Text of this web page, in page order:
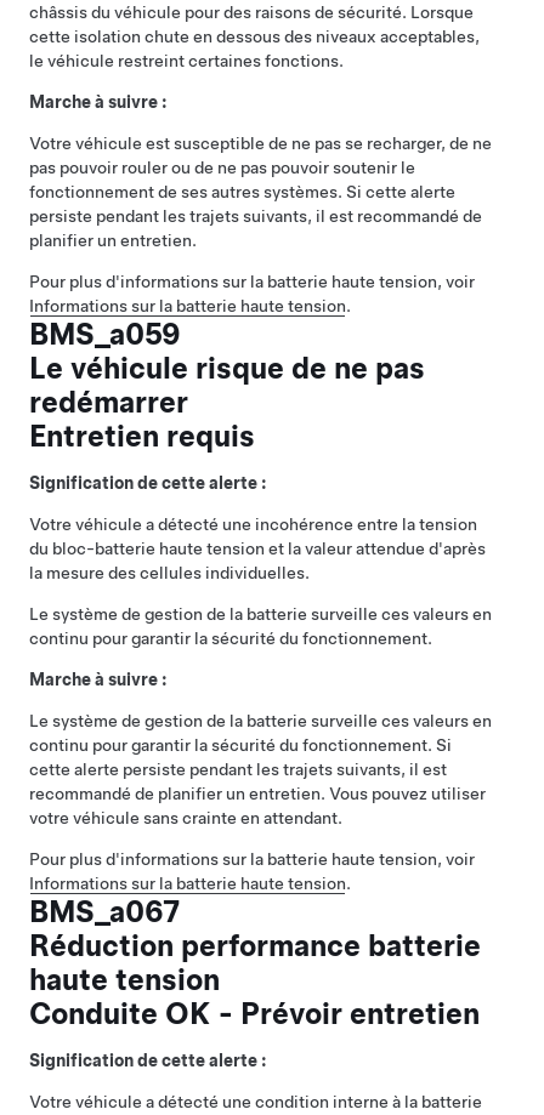
châssis du véhicule pour des raisons de sécurité. Lorsque
cette isolation chute en dessous des niveaux acceptables,
le véhicule restreint certaines fonctions.
Marche à suivre :
Votre véhicule est susceptible de ne pas se recharger, de ne
pas pouvoir rouler ou de ne pas pouvoir soutenir le
fonctionnement de ses autres systèmes. Si cette alerte
persiste pendant les trajets suivants, il est recommandé de
planifier un entretien.
Pour plus d'informations sur la batterie haute tension, voir
Informations sur la batterie haute tension.
BMS_a059
Le véhicule risque de ne pas
redémarrer
Entretien requis
Signification de cette alerte :
Votre véhicule a détecté une incohérence entre la tension
du bloc-batterie haute tension et la valeur attendue d'après
la mesure des cellules individuelles.
Le système de gestion de la batterie surveille ces valeurs en
continu pour garantir la sécurité du fonctionnement.
Marche à suivre :
Le système de gestion de la batterie surveille ces valeurs en
continu pour garantir la sécurité du fonctionnement. Si
cette alerte persiste pendant les trajets suivants, il est
recommandé de planifier un entretien. Vous pouvez utiliser
votre véhicule sans crainte en attendant.
Pour plus d'informations sur la batterie haute tension, voir
Informations sur la batterie haute tension.
BMS_a067
Réduction performance batterie
haute tension
Conduite OK - Prévoir entretien
Signification de cette alerte :
Votre véhicule a détecté une condition interne à la batterie